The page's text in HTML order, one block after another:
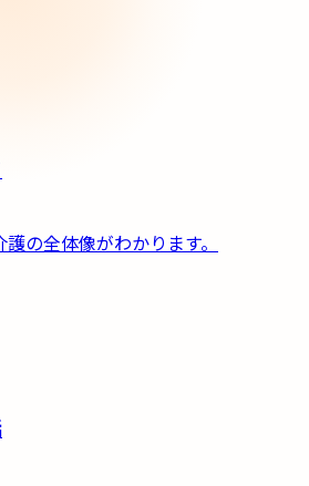
護の全体像がわかります。